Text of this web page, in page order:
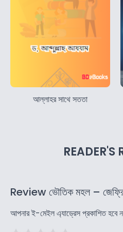
আল্লাহর সাথে সততা
READER'S
Review ভৌতিক মহল – জেফ্রি
আপনার ই-মেইল এ্যাড্রেস প্রকাশিত হবে